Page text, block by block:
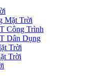
Mặt Trời
Công Trình
Dân Dụng
Trời
Trời